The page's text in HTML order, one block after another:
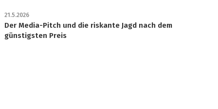
21.5.2026
Der Media-Pitch und die riskante Jagd nach dem
günstigsten Preis